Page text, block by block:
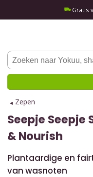
Gratis
Zepen
Seepje Seepje
& Nourish
Plantaardige en
van wasnoten